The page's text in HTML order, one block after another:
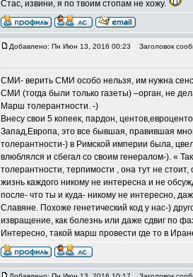
Стас, извини, я по твоим стопам не хожу.
Добавлено: Пн Июн 13, 2016 00:23 Заголовок
СМИ- верить СМИ особо нельзя, им нужна
СМИ (тогда были только газеты) –орган, не
Марш толерантности. -)
Внесу свои 5 копеек, пардон,
Запад,Европа, это все бывшая, правившая
толерантности-) в Римской империи была,
влюблялся и сбегал со своим генералом-). «
толерантности, терпимости , она тут не стоит,
жизнь каждого никому не интересна и не
после- что ты и куда- никому не интересно,
Славяне. Похоже генетический код у нас-)
извращение, как болезнь или даже сдвиг по
Интересно, такой марш провести где то в